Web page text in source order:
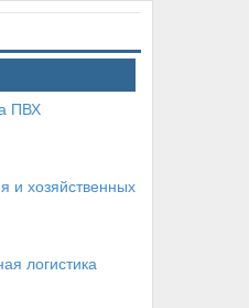
ПВХ
и хозяйственных
логистика